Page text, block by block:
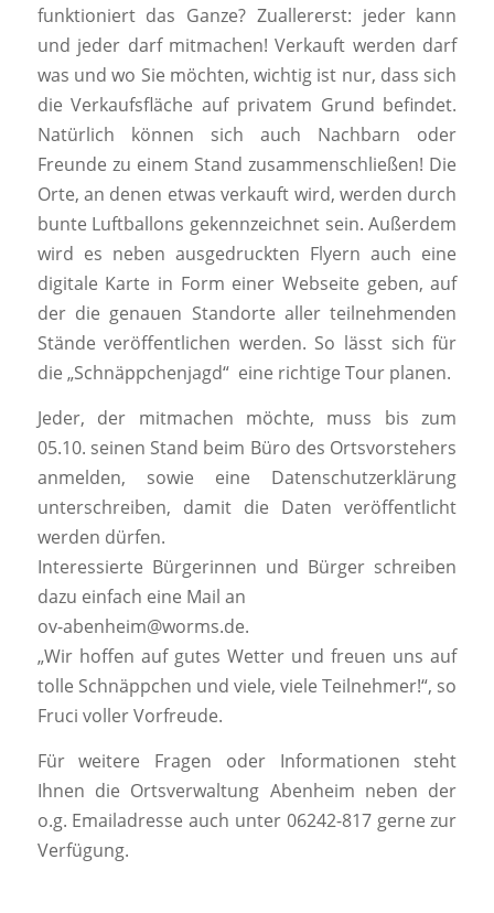
funktioniert das Ganze? Zuallererst: jeder kann
und jeder darf mitmachen! Verkauft werden darf
was und wo Sie möchten, wichtig ist nur, dass sich
die Verkaufsfläche auf privatem Grund befindet.
Natürlich können sich auch Nachbarn oder
Freunde zu einem Stand zusammenschließen! Die
Orte, an denen etwas verkauft wird, werden durch
bunte Luftballons gekennzeichnet sein. Außerdem
wird es neben ausgedruckten Flyern auch eine
digitale Karte in Form einer Webseite geben, auf
der die genauen Standorte aller teilnehmenden
Stände veröffentlichen werden. So lässt sich für
die „Schnäppchenjagd“ eine richtige Tour planen.
Jeder, der mitmachen möchte, muss bis zum
05.10. seinen Stand beim Büro des Ortsvorstehers
anmelden, sowie eine Datenschutzerklärung
unterschreiben, damit die Daten veröffentlicht
werden dürfen.
Interessierte Bürgerinnen und Bürger schreiben
dazu einfach eine Mail an
ov-abenheim@worms.de.
„Wir hoffen auf gutes Wetter und freuen uns auf
tolle Schnäppchen und viele, viele Teilnehmer!“, so
Fruci voller Vorfreude.
Für weitere Fragen oder Informationen steht
Ihnen die Ortsverwaltung Abenheim neben der
o.g. Emailadresse auch unter 06242-817 gerne zur
Verfügung.